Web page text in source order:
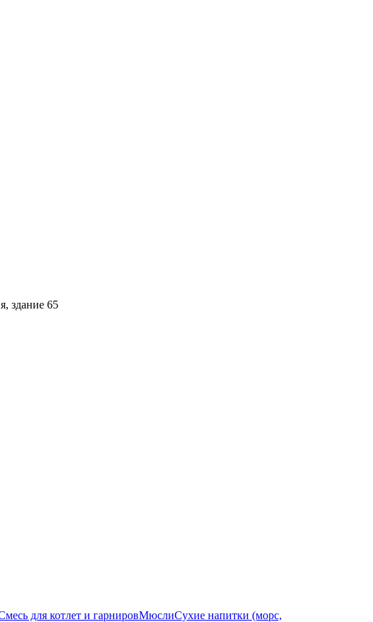
здание 65
для котлет и гарнировМюслиСухие напитки (морс,